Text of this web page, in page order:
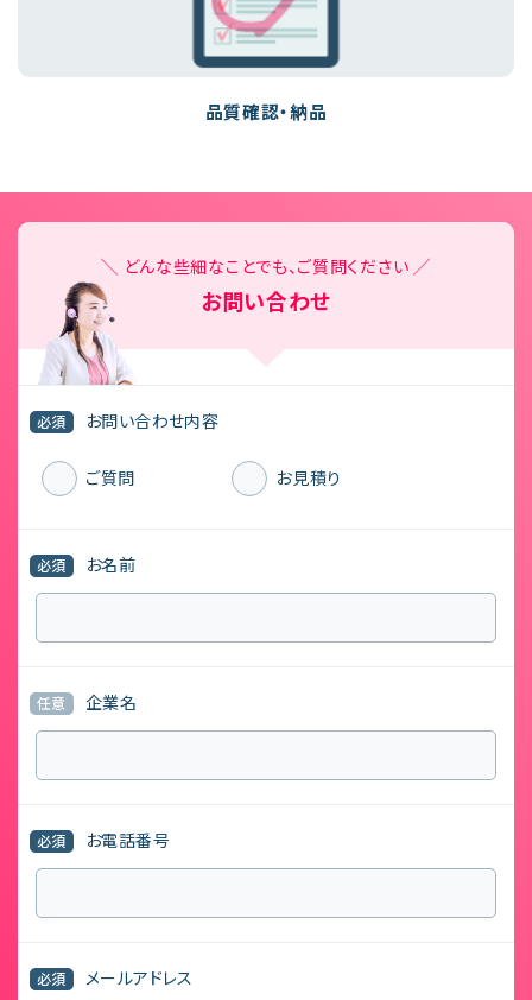
品質確認・納品
╲ どんな些細なことでも、ご質問ください ╱
お問い合わせ
必須 お問い合わせ内容
ご質問 お見積り
必須 お名前
任意 企業名
必須 お電話番号
必須 メールアドレス